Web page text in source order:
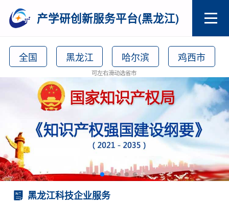
产学研创新服务平台(黑龙江)
全国 黑龙江 哈尔滨 鸡西市
可左右滑动选省市
黑龙江科技企业服务